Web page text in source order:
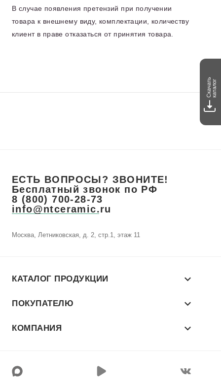
В случае появления претензий при получении
товара к внешнему виду, комплектации, количеству
клиент в праве отказаться от принятия товара.
Скачатькаталог
ЕСТЬ ВОПРОСЫ? ЗВОНИТЕ!
Бесплатный звонок по РФ
8 (800) 700-28-73
info@ntceramic.ru
Москва, Летниковская, д. 2, стр.1, этаж 11
КАТАЛОГ ПРОДУКЦИИ
ПОКУПАТЕЛЮ
КОМПАНИЯ